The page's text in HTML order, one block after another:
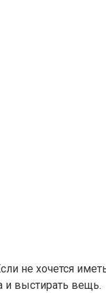
не хочется
и выстирать вещь.